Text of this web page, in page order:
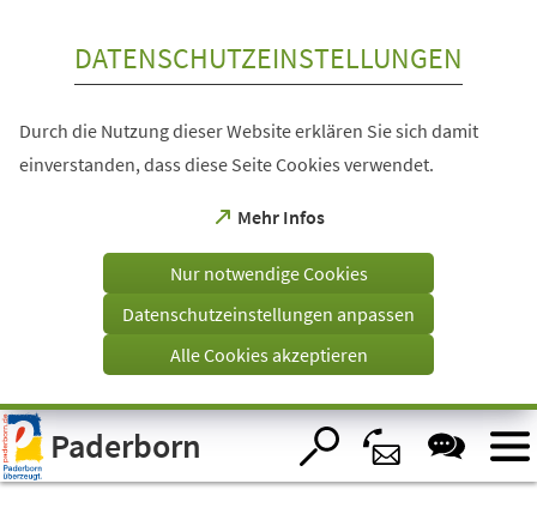
Visuelle
Assistenzsoftware
öffnen.
DATENSCHUTZEINSTELLUNGEN
Durch die Nutzung dieser Website erklären Sie sich damit
einverstanden, dass diese Seite Cookies verwendet.
Mehr Infos
(Öffnet
einem
Tab)
Nur notwendige Cookies
Datenschutzeinstellungen anpassen
Alle Cookies akzeptieren
Paderborn